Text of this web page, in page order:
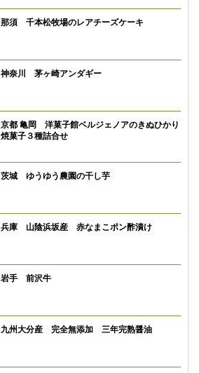
那須 千本松牧場のレアチーズケーキ
神奈川 茅ヶ崎アンダギー
京都 亀岡 洋菓子館ベルジェノアのきぬひかり
焼菓子３種詰合せ
茨城 ゆうゆう農園の干し芋
兵庫 山陰浜坂産 赤なまこポン酢漬け
岩手 前沢牛
九州大分産 完全無添加 三年完熟醤油